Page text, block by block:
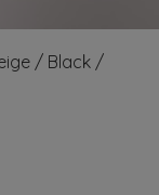
/ Black /